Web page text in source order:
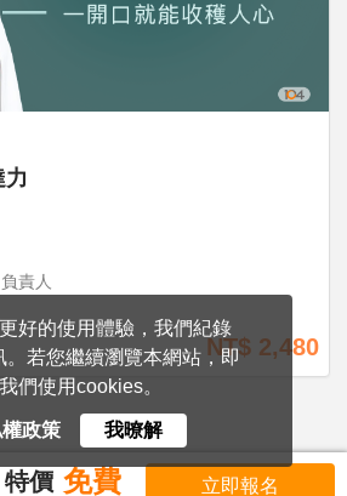
好的使用體驗，我們紀錄
。若您繼續瀏覽本網站，即
們使用cookies。
權政策 我暸解
特價 免費 立即報名
責人
NT$ 2,480